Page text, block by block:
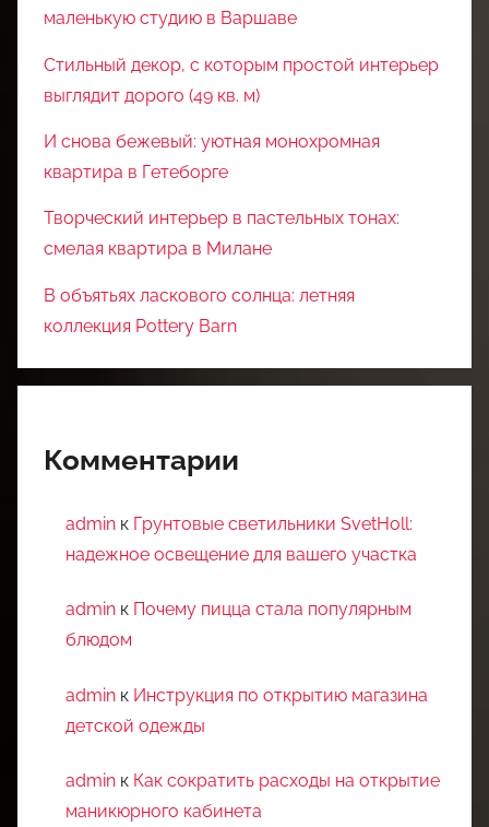
маленькую студию в Варшаве
Стильный декор, с которым простой интерьер
выглядит дорого (49 кв. м)
И снова бежевый: уютная монохромная
квартира в Гетеборге
Творческий интерьер в пастельных тонах:
смелая квартира в Милане
В объятьях ласкового солнца: летняя
коллекция Pottery Barn
Комментарии
admin к Грунтовые светильники SvetHoll:
надежное освещение для вашего участка
admin к Почему пицца стала популярным
блюдом
admin к Инструкция по открытию магазина
детской одежды
admin к Как сократить расходы на открытие
маникюрного кабинета